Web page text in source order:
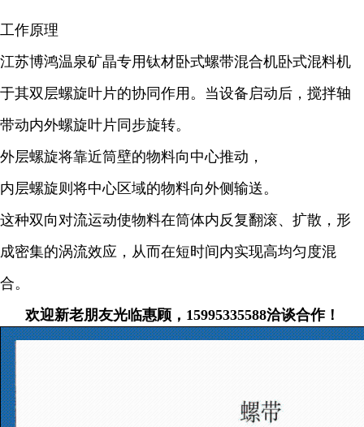
工作原理
江苏博鸿温泉矿晶专用钛材卧式螺带混合机卧式混料机
于其双层螺旋叶片的协同作用。当设备启动后，搅拌轴
带动内外螺旋叶片同步旋转。
外层螺旋将靠近筒壁的物料向中心推动，
内层螺旋则将中心区域的物料向外侧输送。
这种双向对流运动使物料在筒体内反复翻滚、扩散，形
成密集的涡流效应，从而在短时间内实现高均匀度混
合。
欢迎新老朋友光临惠顾，15995335588洽谈合作！